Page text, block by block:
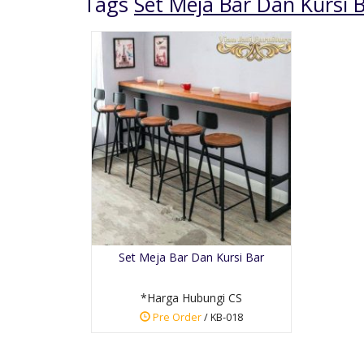
Set Meja Bar Dan Kursi Bar
*Harga Hubungi CS
Pre Order/ KB-018
Kursi Tamu Jati Ukiran
Jepara
*Harga Hubungi CS